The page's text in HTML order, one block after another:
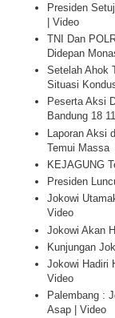
Presiden
| Video
TNI Dan
Didepan
Setelah Ahok
Situasi
Peserta Aksi
Bandung 18
Laporan Aksi
Temui Massa
KEJAGUNG
Presiden
Jokowi
Video
Jokowi Akan
Kunjungan
Jokowi Hadiri
Video
Palembang :
Asap | Video